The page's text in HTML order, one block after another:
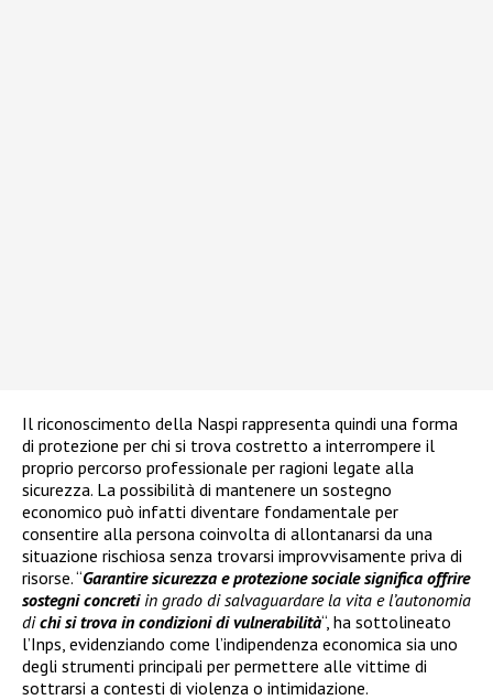
Il riconoscimento della Naspi rappresenta quindi una forma
di protezione per chi si trova costretto a interrompere il
proprio percorso professionale per ragioni legate alla
sicurezza. La possibilità di mantenere un sostegno
economico può infatti diventare fondamentale per
consentire alla persona coinvolta di allontanarsi da una
situazione rischiosa senza trovarsi improvvisamente priva di
risorse. “Garantire sicurezza e protezione sociale significa offrire
sostegni concretiin grado di salvaguardare la vita e l’autonomia
dichi si trova in condizioni di vulnerabilità“, ha sottolineato
l’Inps, evidenziando come l’indipendenza economica sia uno
degli strumenti principali per permettere alle vittime di
sottrarsi a contesti di violenza o intimidazione.